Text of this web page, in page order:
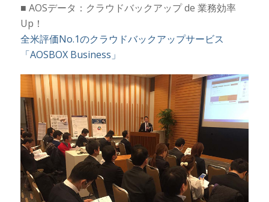
■ AOSデータ：クラウドバックアップ de 業務効率
Up！
全米評価No.1のクラウドバックアップサービス
「AOSBOX Business」